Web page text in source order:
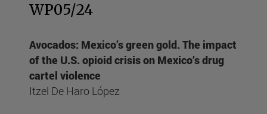
WP05/24
Avocados: Mexico’s green gold. The impact
of the U.S. opioid crisis on Mexico’s drug
cartel violence
Itzel De Haro López